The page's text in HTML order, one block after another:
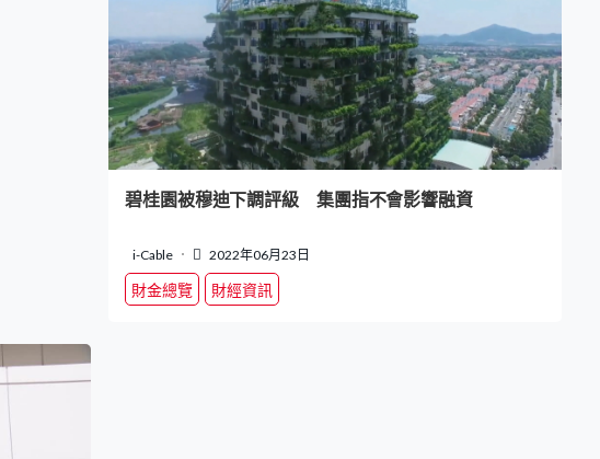
碧桂園被穆迪下調評級 集團指不會影響融資
i-Cable 2022年06月23日
財金總覽 財經資訊